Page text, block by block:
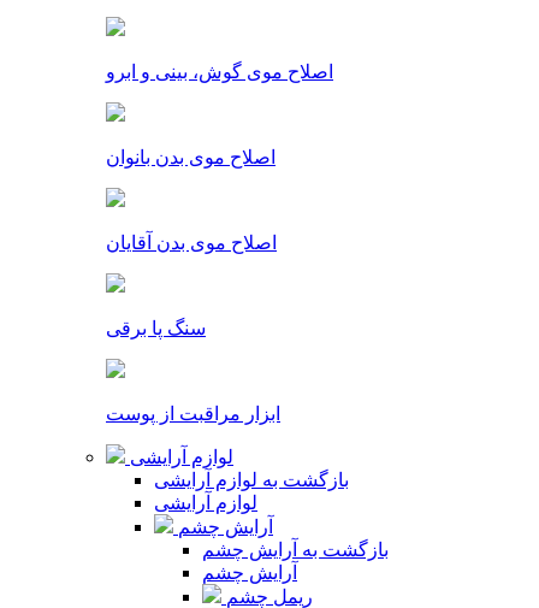
اصلاح موی گوش، بینی و ابرو
اصلاح موی بدن بانوان
اصلاح موی بدن آقایان
سنگ پا برقی
ابزار مراقبت از پوست
لوازم آرایشی
بازگشت به لوازم آرایشی
لوازم آرایشی
آرایش چشم
بازگشت به آرایش چشم
آرایش چشم
ریمل چشم